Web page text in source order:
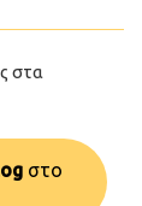
στα
στo